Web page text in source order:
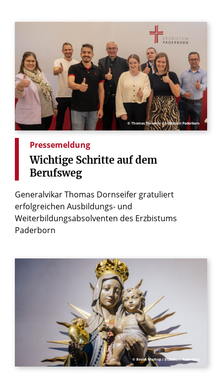
© Thomas Throenle / Erzbistum Paderborn
Pressemeldung
Wichtige Schritte auf dem
Berufsweg
Generalvikar Thomas Dornseifer gratuliert
erfolgreichen Ausbildungs- und
Weiterbildungsabsolventen des Erzbistums
Paderborn
© Besim Mazhiqi / Erzbistum Paderborn